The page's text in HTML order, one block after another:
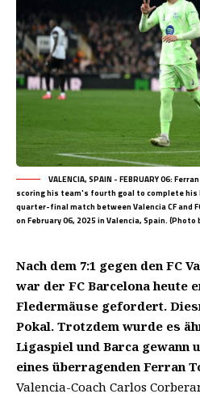
VALENCIA, SPAIN - FEBRUARY 06:
scoring his team's fourth goal to complete his
quarter-final match between Valencia CF and
on February 06, 2025 in Valencia, Spain.
Nach dem 7:1 gegen den FC
war der FC Barcelonaheute
Fledermäuse gefordert.
Pokal. Trotzdem wurde es
Ligaspiel und Barca gewann
eines überragenden Ferran
Valencia-Coach Carlos